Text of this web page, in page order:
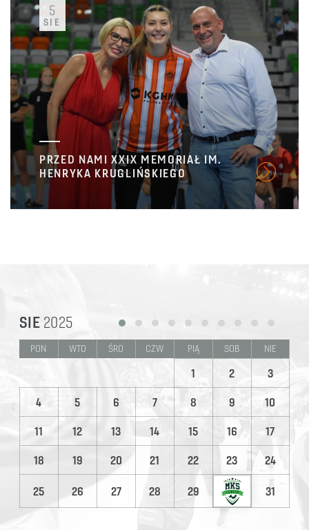
PRZED NAMI XXIX MEMORIAŁ IM.
HENRYKA KRUGLIŃSKIEGO
5
SIE
SIE 2025
PON WTO ŚRO CZW PIĄ SOB NIE
1 2
3
4
5 6 7 8 9
10
11
12 13 14 15 16
17
18
19 20 21 22 23 24
25 26 27 28 29 31